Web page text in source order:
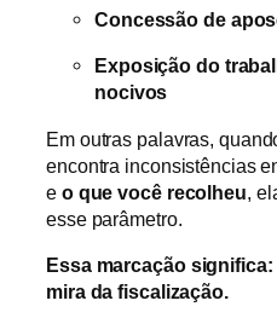
Concessão de
Exposição do
nocivos
Em outras palavras,
encontra inconsistências
e o que você recolheu ,
esse parâmetro.
Essa marcação
mira da fiscalização.